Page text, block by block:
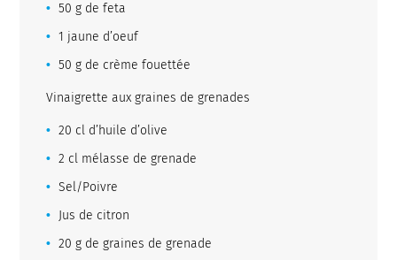
50 g de feta
1 jaune d’oeuf
50 g de crème fouettée
Vinaigrette aux graines de grenades
20 cl d’huile d’olive
2 cl mélasse de grenade
Sel/Poivre
Jus de citron
20 g de graines de grenade